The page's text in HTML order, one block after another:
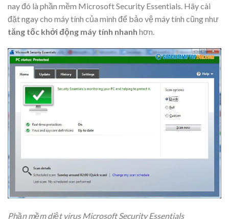
nay đó là phần mềm Microsoft Security Essentials. Hãy cài
đặt ngay cho máy tính của mình để bảo vệ máy tính cũng như
tăng tốc khởi động máy tính nhanh hơn.
Phần mềm diệt virus Microsoft Security Essentials